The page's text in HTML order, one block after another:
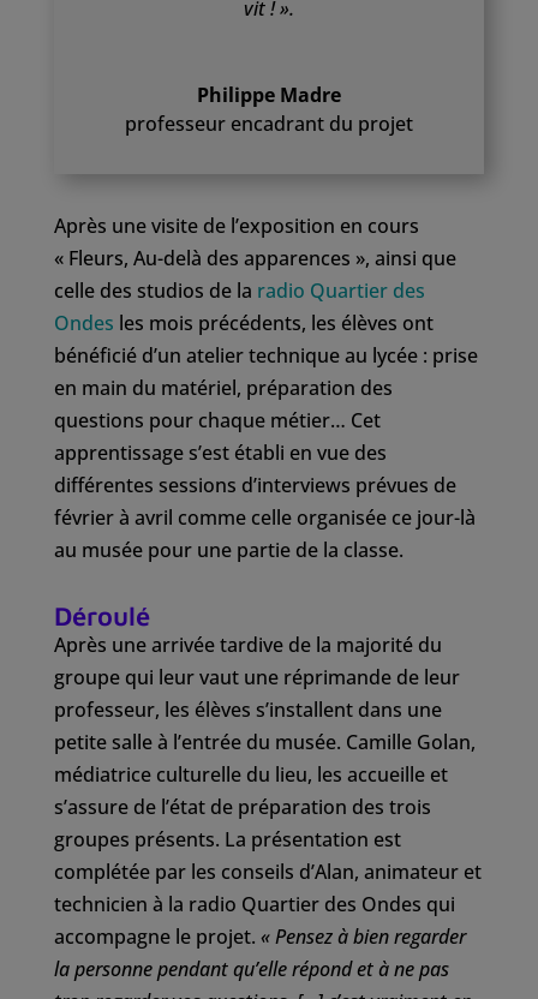
vit ! ».
Philippe Madre
professeur encadrant du projet
Après une visite de l’exposition en cours
« Fleurs, Au-delà des apparences », ainsi que
celle des studios de la radio Quartier des
Ondes les mois précédents, les élèves ont
bénéficié d’un atelier technique au lycée : prise
en main du matériel, préparation des
questions pour chaque métier… Cet
apprentissage s’est établi en vue des
différentes sessions d’interviews prévues de
février à avril comme celle organisée ce jour-là
au musée pour une partie de la classe.
Déroulé
Après une arrivée tardive de la majorité du
groupe qui leur vaut une réprimande de leur
professeur, les élèves s’installent dans une
petite salle à l’entrée du musée. Camille Golan,
médiatrice culturelle du lieu, les accueille et
s’assure de l’état de préparation des trois
groupes présents. La présentation est
complétée par les conseils d’Alan, animateur et
technicien à la radio Quartier des Ondes qui
accompagne le projet. « Pensez à bien regarder
la personne pendant qu’elle répond et à ne pas